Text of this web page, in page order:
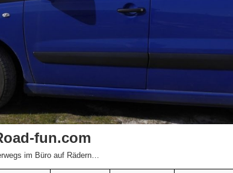
fun.com
im Büro auf Rädern…